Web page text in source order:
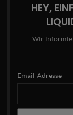
HEY,
Wir
Email-Adresse